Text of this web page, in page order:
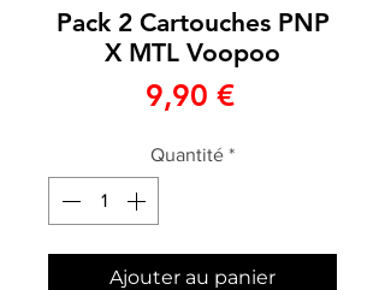
Pack 2 Cartouches PNP
X MTL Voopoo
9,90 €Prix
Quantité *
Ajouter au panier